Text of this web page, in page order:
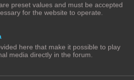
preset values and must be accepted
for the website to operate.
here that make it possible to play
media directly in the forum.